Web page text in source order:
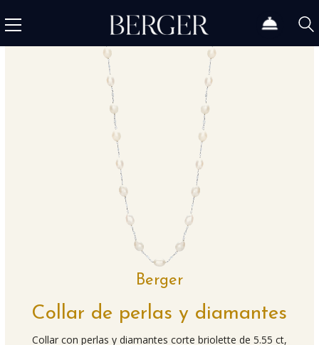
Berger
Collar de perlas y diamantes
Collar con perlas y diamantes corte briolette de 5.55 ct,